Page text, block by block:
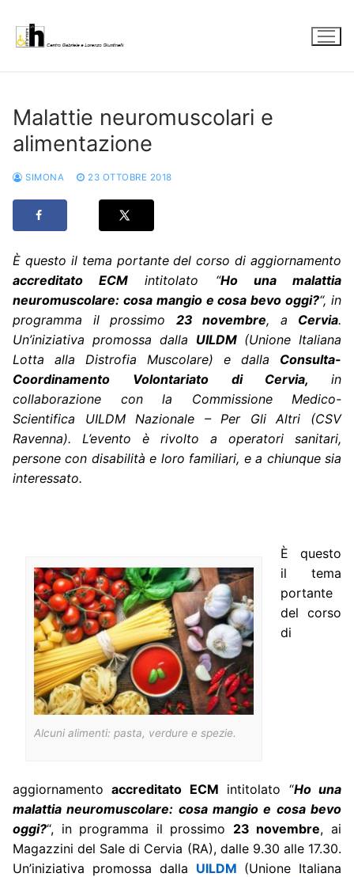
contenuto
Malattie neuromuscolari e
alimentazione
SIMONA 23 OTTOBRE 2018
È questo il tema portante del corso di aggiornamento
accreditato ECM intitolato “Ho una malattia
neuromuscolare: cosa mangio e cosa bevo oggi?“, in
programma il prossimo 23 novembre, a Cervia.
Un’iniziativa promossa dalla UILDM (Unione Italiana
Lotta alla Distrofia Muscolare) e dalla Consulta-
Coordinamento Volontariato di Cervia, in
collaborazione con la Commissione Medico-
Scientifica UILDM Nazionale – Per Gli Altri (CSV
Ravenna). L’evento è rivolto a operatori sanitari,
persone con disabilità e loro familiari, e a chiunque sia
interessato.
Alcuni alimenti: pasta, verdure e spezie.
È questo
il tema
portante
del corso
di
aggiornamentoaccreditato ECM intitolato “Ho una
malattia neuromuscolare: cosa mangio e cosa bevo
oggi?“, in programma il prossimo 23 novembre, ai
Magazzini del Sale di Cervia (RA), dalle 9.30 alle 17.30.
Un’iniziativa promossa dalla UILDM (Unione Italiana